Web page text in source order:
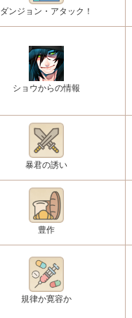
ダンジョン・アタック！
ショウからの情報
暴君の誘い
豊作
規律か寛容か